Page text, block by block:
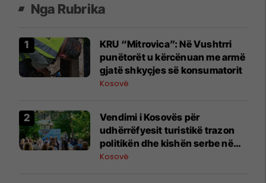
Nga Rubrika
KRU “Mitrovica”: Në Vushtrri
punëtorët u kërcënuan me armë
gjatë shkyçjes së konsumatorit
Kosovë
Vendimi i Kosovës për
udhërrëfyesit turistikë trazon
politikën dhe kishën serbe në
Beograd
Kosovë